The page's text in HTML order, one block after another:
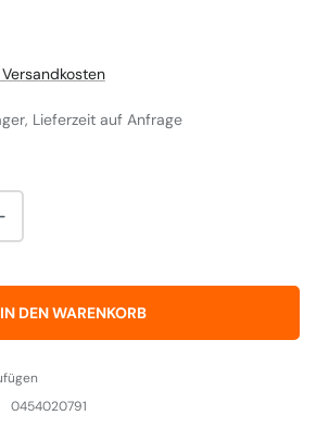
Lieferzeit auf Anfrage
Gib den gewünschten
IN DEN WARENKORB
0454020791